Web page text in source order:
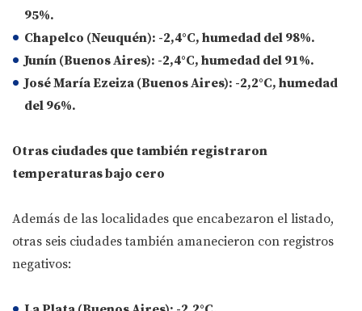
95%.
Chapelco (Neuquén): -2,4°C, humedad del 98%.
Junín (Buenos Aires): -2,4°C, humedad del 91%.
José María Ezeiza (Buenos Aires): -2,2°C, humedad
del 96%.
Otras ciudades que también registraron
temperaturas bajo cero
Además de las localidades que encabezaron el listado,
otras seis ciudades también amanecieron con registros
negativos: